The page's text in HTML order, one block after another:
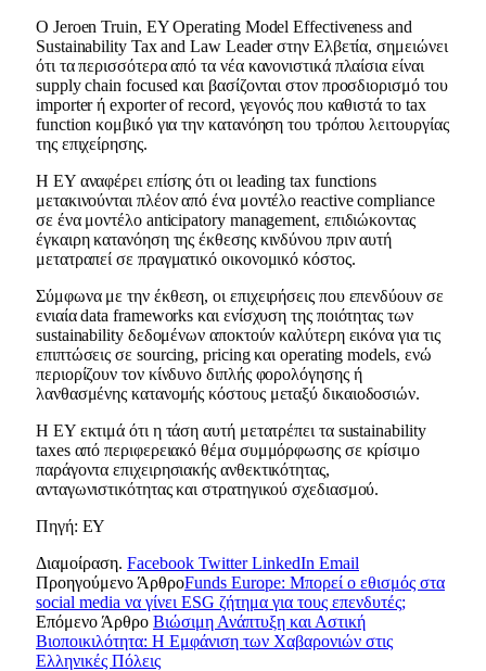
Ο Jeroen Truin, EY Operating Model Effectiveness and
Sustainability Tax and Law Leader στην Ελβετία, σημειώνει
ότι τα περισσότερα από τα νέα κανονιστικά πλαίσια είναι
supply chain focused και βασίζονται στον προσδιορισμό του
importer ή exporter of record, γεγονός που καθιστά το tax
function κομβικό για την κατανόηση του τρόπου λειτουργίας
της επιχείρησης.
Η EY αναφέρει επίσης ότι οι leading tax functions
μετακινούνται πλέον από ένα μοντέλο reactive compliance
σε ένα μοντέλο anticipatory management, επιδιώκοντας
έγκαιρη κατανόηση της έκθεσης κινδύνου πριν αυτή
μετατραπεί σε πραγματικό οικονομικό κόστος.
Σύμφωνα με την έκθεση, οι επιχειρήσεις που επενδύουν σε
ενιαία data frameworks και ενίσχυση της ποιότητας των
sustainability δεδομένων αποκτούν καλύτερη εικόνα για τις
επιπτώσεις σε sourcing, pricing και operating models, ενώ
περιορίζουν τον κίνδυνο διπλής φορολόγησης ή
λανθασμένης κατανομής κόστους μεταξύ δικαιοδοσιών.
Η EY εκτιμά ότι η τάση αυτή μετατρέπει τα sustainability
taxes από περιφερειακό θέμα συμμόρφωσης σε κρίσιμο
παράγοντα επιχειρησιακής ανθεκτικότητας,
ανταγωνιστικότητας και στρατηγικού σχεδιασμού.
Πηγή: EY
Διαμοίραση. Facebook Twitter LinkedIn Email
Προηγούμενο ΆρθροFunds Europe: Μπορεί ο εθισμός στα
social media να γίνει ESG ζήτημα για τους επενδυτές;
Επόμενο Άρθρο Βιώσιμη Ανάπτυξη και Αστική
Βιοποικιλότητα: Η Εμφάνιση των Χαβαρονιών στις
Ελληνικές Πόλεις